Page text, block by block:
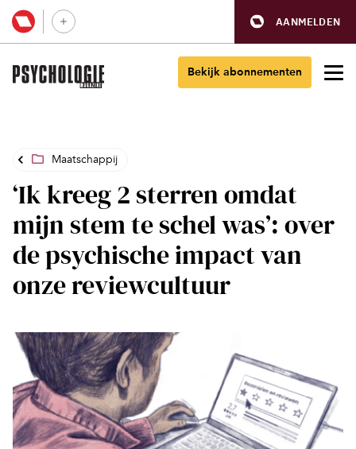
AANMELDEN
Bekijk abonnementen
Maatschappij
‘Ik kreeg 2 sterren omdat
mijn stem te schel was’: over
de psychische impact van
onze reviewcultuur